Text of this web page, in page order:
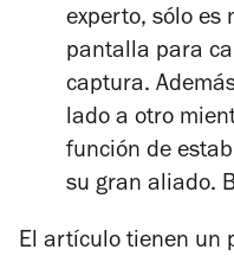
experto, sólo es
pantalla para
captura.
lado a otro
función de
su gran aliado.
El artículo tienen un